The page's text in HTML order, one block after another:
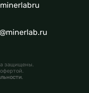
защищены.
.